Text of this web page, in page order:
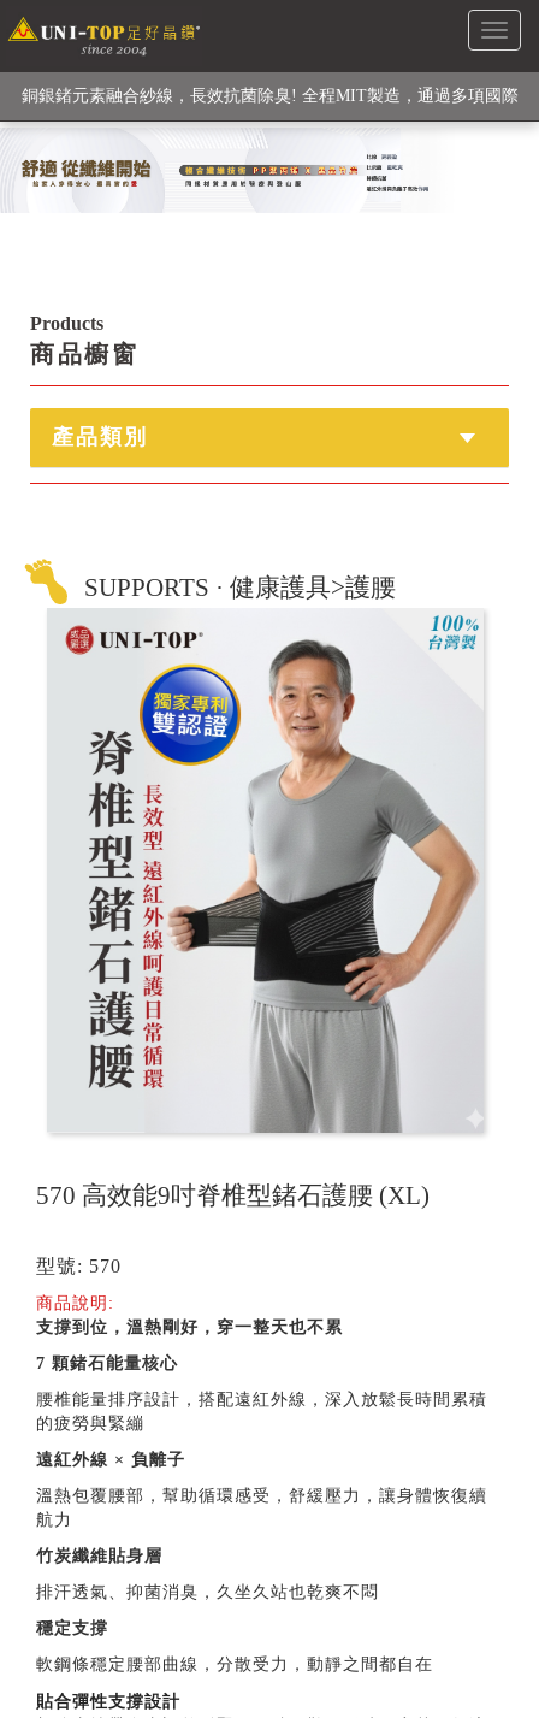
Toggle
銅銀鍺元素融合紗線，長效抗菌除臭! 全程MIT製造，通過多項國際
檢驗
【快來點我】H型銅銀纖維長效PP能量護膝! 支撐. 包覆感. 超透氣.
循環好
Products
商品櫥窗
產品類別
SUPPORTS · 健康護具>護腰
570 高效能9吋脊椎型鍺石護腰 (XL)
型號: 570
商品說明:
支撐到位，溫熱剛好，穿一整天也不累
7 顆鍺石能量核心
腰椎能量排序設計，搭配遠紅外線，深入放鬆長時間累積
的疲勞與緊繃
遠紅外線 × 負離子
溫熱包覆腰部，幫助循環感受，舒緩壓力，讓身體恢復續
航力
竹炭纖維貼身層
排汗透氣、抑菌消臭，久坐久站也乾爽不悶
穩定支撐
軟鋼條穩定腰部曲線，分散受力，動靜之間都自在
貼合彈性支撐設計